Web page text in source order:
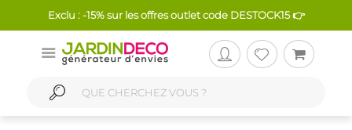
Exclu : -15% sur les offres outlet code DESTOCK15 👉